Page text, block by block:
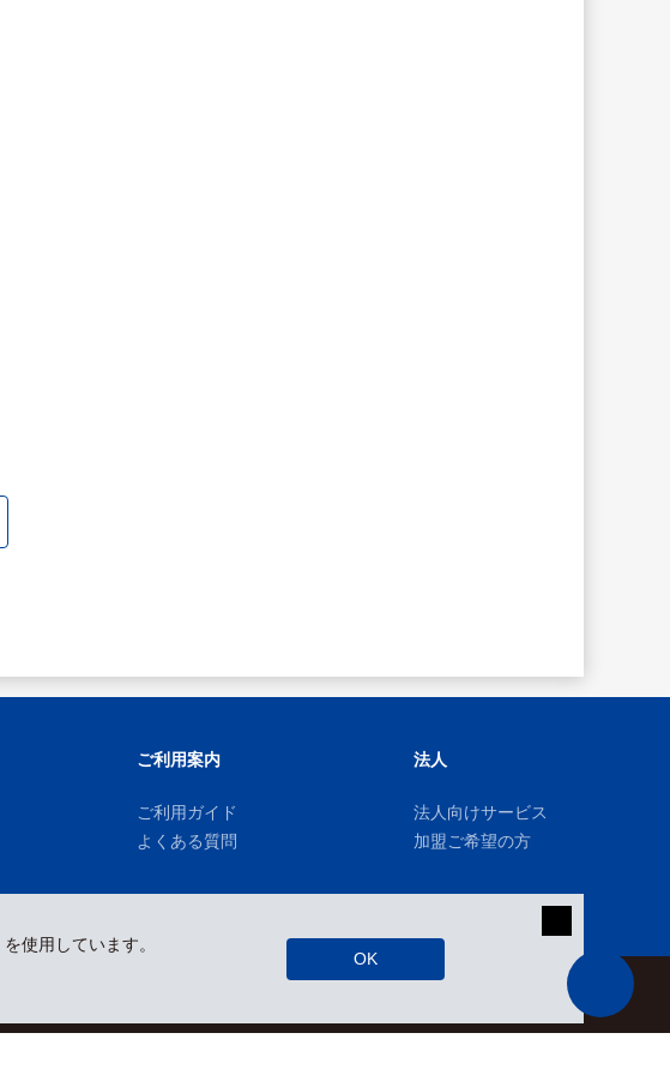
使用しています。
OK
ご利用案内
ご利用ガイド
よくある質問
法人
法人向けサービス
加盟ご希望の方